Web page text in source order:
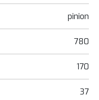
pinion
780
170
37